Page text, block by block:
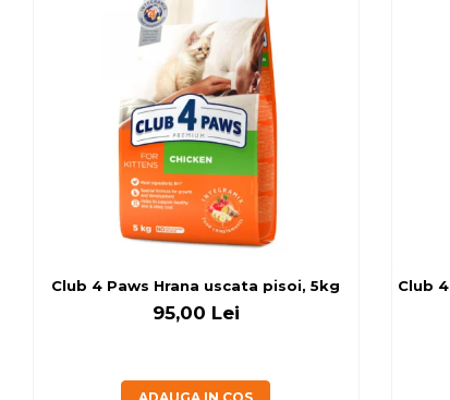
Club 4 Paws Hrana uscata pisoi, 5kg
95,00 Lei
Club